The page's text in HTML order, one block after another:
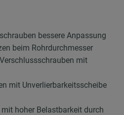
bessere Anpassung
beim Rohrdurchmesser
mit
mit Unverlierbarkeitsscheibe
hoher Belastbarkeit durch